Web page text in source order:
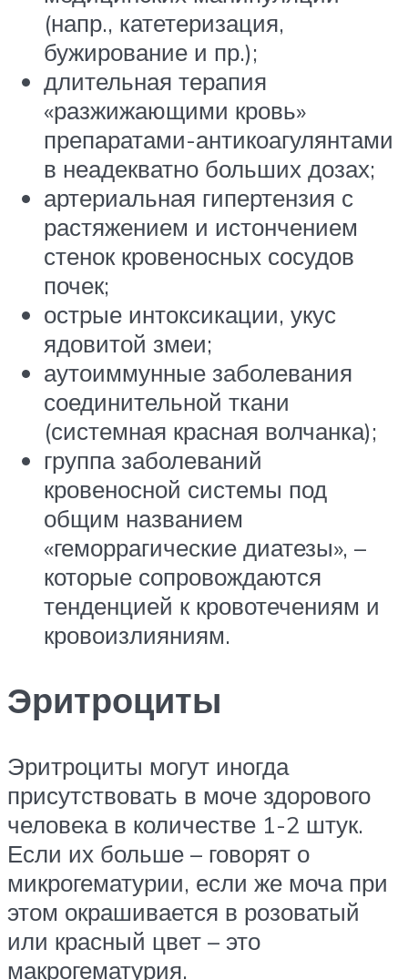
(напр., катетеризация,
бужирование и пр.);
длительная терапия
«разжижающими кровь»
препаратами-антикоагулянтами
в неадекватно больших дозах;
артериальная гипертензия с
растяжением и истончением
стенок кровеносных сосудов
почек;
острые интоксикации, укус
ядовитой змеи;
аутоиммунные заболевания
соединительной ткани
(системная красная волчанка);
группа заболеваний
кровеносной системы под
общим названием
«геморрагические диатезы», –
которые сопровождаются
тенденцией к кровотечениям и
кровоизлияниям.
Эритроциты
Эритроциты могут иногда
присутствовать в моче здорового
человека в количестве 1-2 штук.
Если их больше – говорят о
микрогематурии, если же моча при
этом окрашивается в розоватый
или красный цвет – это
макрогематурия.